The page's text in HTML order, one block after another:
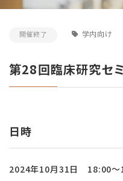
開催終了 学内向け
第28回臨床研究セ
日時
2024年10月31日 18:00